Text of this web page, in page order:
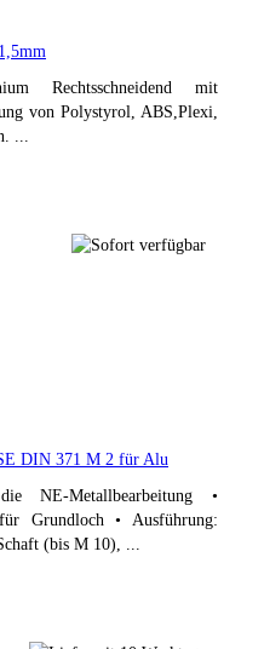
Rechtsschneidend mit
von Polystyrol, ABS,Plexi,
...
DIN 371 M 2 für Alu
NE-Metallbearbeitung •
Grundloch • Ausführung:
(bis M 10), ...